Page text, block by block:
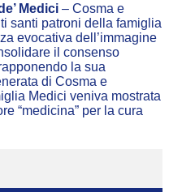
Medici – Cosma e
santi patroni della famiglia
evocativa dell’immagine
il consenso
la sua
di Cosma e
Medici veniva mostrata
“medicina” per la cura